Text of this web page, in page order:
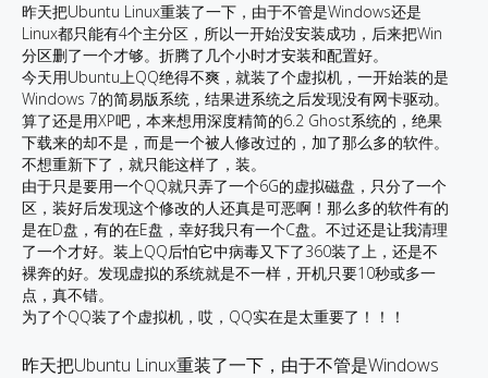
昨天把Ubuntu Linux重装了一下，由于不管是Windows还是
Linux都只能有4个主分区，所以一开始没安装成功，后来把Win
分区删了一个才够。折腾了几个小时才安装和配置好。
今天用Ubuntu上QQ绝得不爽，就装了个虚拟机，一开始装的是
Windows 7的简易版系统，结果进系统之后发现没有网卡驱动。
算了还是用XP吧，本来想用深度精简的6.2 Ghost系统的，绝果
下载来的却不是，而是一个被人修改过的，加了那么多的软件。
不想重新下了，就只能这样了，装。
由于只是要用一个QQ就只弄了一个6G的虚拟磁盘，只分了一个
区，装好后发现这个修改的人还真是可恶啊！那么多的软件有的
是在D盘，有的在E盘，幸好我只有一个C盘。不过还是让我清理
了一个才好。装上QQ后怕它中病毒又下了360装了上，还是不
裸奔的好。发现虚拟的系统就是不一样，开机只要10秒或多一
点，真不错。
为了个QQ装了个虚拟机，哎，QQ实在是太重要了！！！
昨天把Ubuntu Linux重装了一下，由于不管是Windows